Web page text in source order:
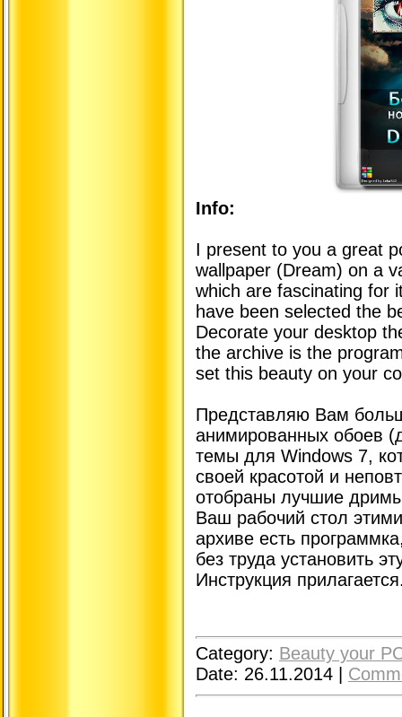
Info:
I present to you a great
wallpaper (Dream) on a
which are fascinating for
have been selected the
Decorate your desktop
the archive is the
set this beauty on your
Представляю Вам
анимированных обоев
темы для Windows 7,
своей красотой и
отобраны лучшие
Ваш рабочий стол
архиве есть
без труда установить
Инструкция
Category: Beauty your
Date: 26.11.2014